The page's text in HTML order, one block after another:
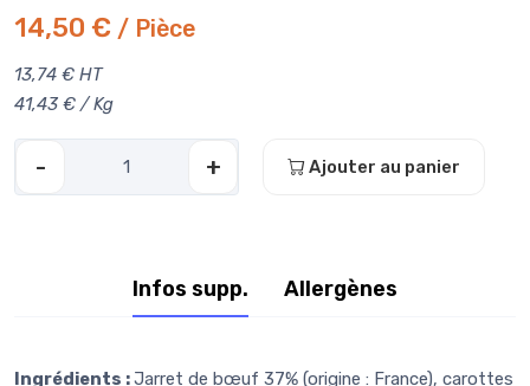
14,50 € / Pièce
13,74 € HT
41,43 € / Kg
- + Ajouter au panier
Infos supp. Allergènes
Ingrédients :Jarret de bœuf 37% (origine : France), carottes